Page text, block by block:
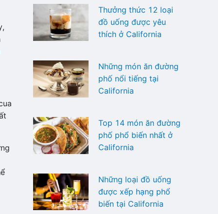
Thưởng thức 12 loại
đồ uống được yêu
thích ở California
Những món ăn đường
phố nổi tiếng tại
California
Top 14 món ăn đường
phố phổ biến nhất ở
California
Những loại đồ uống
được xếp hạng phổ
biến tại California